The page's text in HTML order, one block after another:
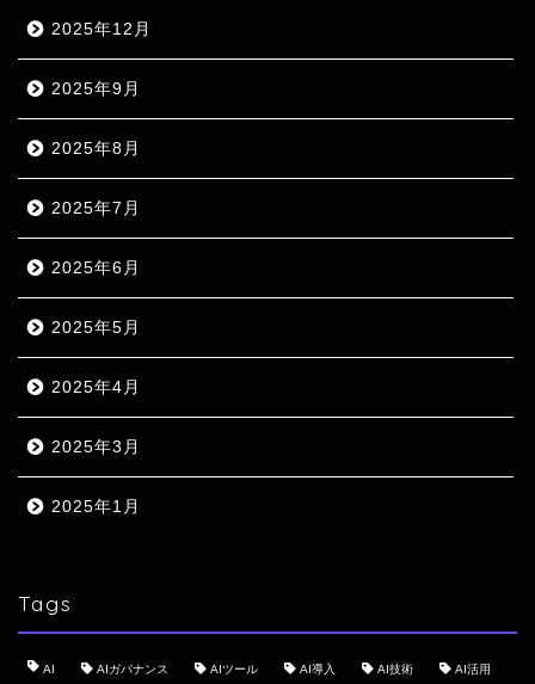
2025年12月
2025年9月
2025年8月
2025年7月
2025年6月
2025年5月
2025年4月
2025年3月
2025年1月
Tags
AI AIガバナンス AIツール AI導入 AI技術 AI活用